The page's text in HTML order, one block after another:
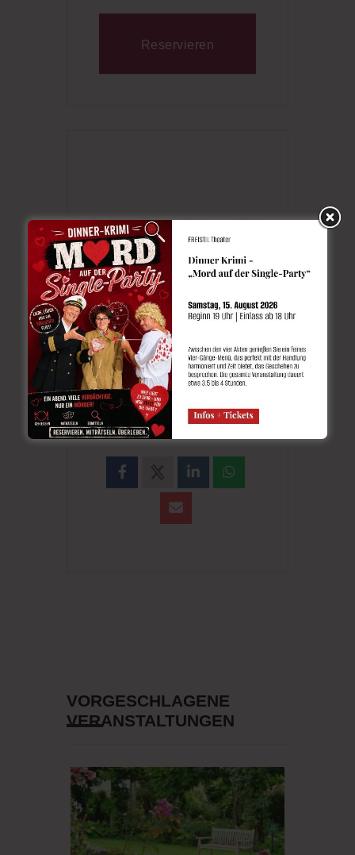
Reservieren
0
TAGE
17
STUNDEN
36
MINUTEN
28
SEKUNDEN
Schlagwörter: RUM TASTING
TEILE DIESE
VERANSTALTUNG
VORGESCHLAGENE
VERANSTALTUNGEN